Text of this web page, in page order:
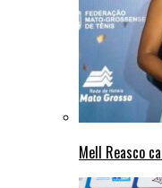
Mell Reasco